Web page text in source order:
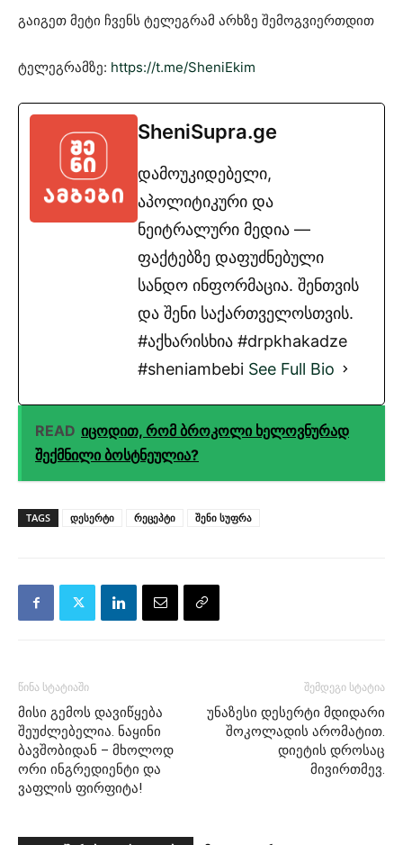
გაიგეთ მეტი ჩვენს ტელეგრამ არხზე შემოგვიერთდით
ტელეგრამზე: https://t.me/SheniEkim
SheniSupra.ge
დამოუკიდებელი,
აპოლიტიკური და
ნეიტრალური მედია —
ფაქტებზე დაფუძნებული
სანდო ინფორმაცია. შენთვის
და შენი საქართველოსთვის.
#აქხარისხია #drpkhakadze
#sheniambebi See Full Bio
READ იცოდით, რომ ბროკოლი ხელოვნურად
შექმნილი ბოსტნეულია?
TAGS დესერტი რეცეპტი შენი სუფრა
წინა სტატიაში
მისი გემოს დავიწყება
შეუძლებელია. ნაყინი
ბავშობიდან – მხოლოდ
ორი ინგრედიენტი და
ვაფლის ფირფიტა!
შემდეგი სტატია
უნაზესი დესერტი მდიდარი
შოკოლადის არომატით.
დიეტის დროსაც
მივირთმევ.